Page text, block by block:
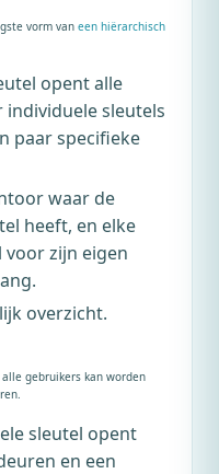
vorm van een hiërarchisch
opent alle
individuele sleutels
paar specifieke
waar de
heeft, en elke
zijn eigen
overzicht.
gebruikers kan worden
sleutel opent
en een